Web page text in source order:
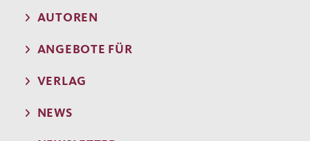
AUTOREN
ANGEBOTE FÜR
VERLAG
NEWS